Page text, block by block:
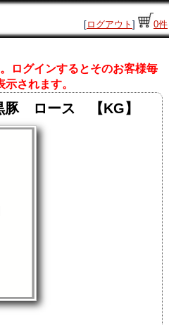
[ログアウト ] 0件
ログインするとそのお客様毎
されます。
豚 ロース 【KG】